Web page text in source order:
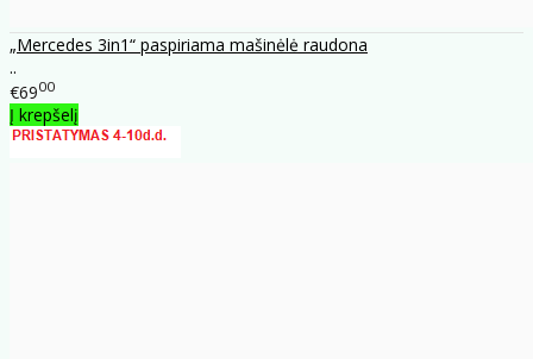
„Mercedes 3in1“ paspiriama mašinėlė raudona
..
€6900
Į krepšelį